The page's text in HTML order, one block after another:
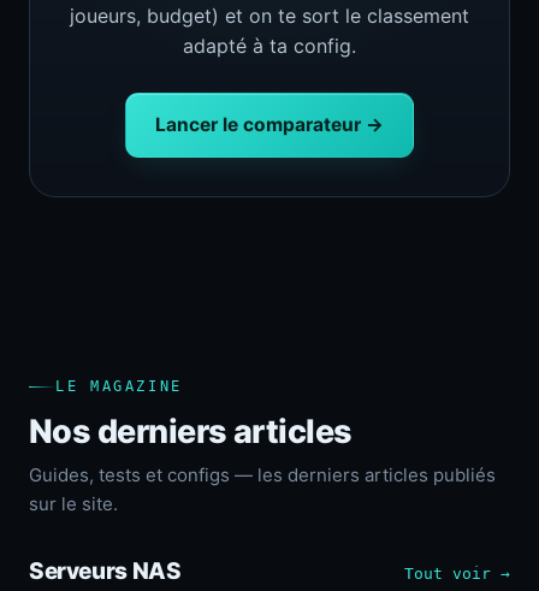
joueurs, budget) et on te sort le classement
adapté à ta config.
Lancer le comparateur →
LE MAGAZINE
Nos derniers articles
Guides, tests et configs — les derniers articles publiés
sur le site.
Serveurs NAS Tout voir →